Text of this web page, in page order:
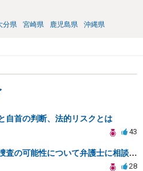
分県 宮崎県 鹿児島県 沖縄県
自首の判断、法的リスクとは
43
盗撮行為の後日逮捕や捜査の可能性について弁護士に相談したい
28